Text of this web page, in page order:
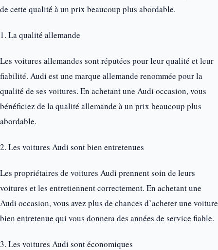
de cette qualité à un prix beaucoup plus abordable.
1. La qualité allemande
Les voitures allemandes sont réputées pour leur qualité et leur
fiabilité. Audi est une marque allemande renommée pour la
qualité de ses voitures. En achetant une Audi occasion, vous
bénéficiez de la qualité allemande à un prix beaucoup plus
abordable.
2. Les voitures Audi sont bien entretenues
Les propriétaires de voitures Audi prennent soin de leurs
voitures et les entretiennent correctement. En achetant une
Audi occasion, vous avez plus de chances d’acheter une voiture
bien entretenue qui vous donnera des années de service fiable.
3. Les voitures Audi sont économiques